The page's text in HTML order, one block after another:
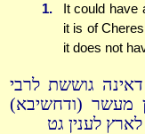
1.
It could have
it is of
it does not
גוששת לרבי
מעשר (ודחשיבא)
לענין גט